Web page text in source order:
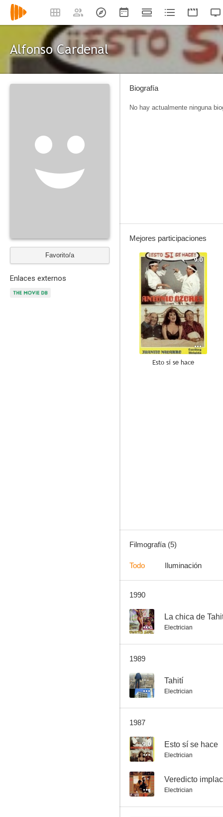
Alfonso Cardenal
Favorito/a
Enlaces externos
Biografía
No hay actualmente ninguna
Mejores participaciones
9.0
Esto sí se hace
Filmografía (5)
Todo Iluminación
1990
-- La chica de
Electrician
1989
-- Tahití
Electrician
1987
9.0 Esto sí se hace
Electrician
-- Veredicto
Electrician